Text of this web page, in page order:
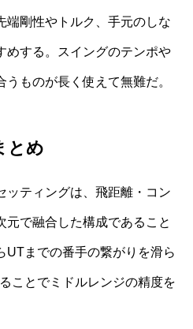
端剛性やトルク、手元のしな
めする。スイングのテンポや
ものが長く使えて無難だ。
とめ
ッティングは、飛距離・コン
元で融合した構成であること
UTまでの番手の繋がりを滑ら
ことでミドルレンジの精度を